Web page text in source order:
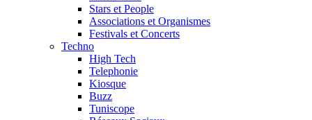
Stars et People
Associations et Organismes
Festivals et Concerts
Techno
High Tech
Telephonie
Kiosque
Buzz
Tuniscope